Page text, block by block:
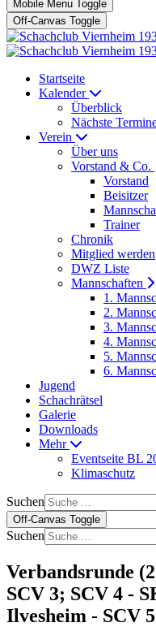
Mobile Menu Toggle
Off-Canvas Toggle
Startseite
Kalender
Überblick
Nächste
Verein
Über uns
Vorstand & Co.
Vorstand
Beisitzer
Trainer
Chronik
Mitglied werden
DWZ Liste
Mannschaften
1.
2.
3.
4.
5.
6.
Jugend
Schachrätsel
Galerie
Downloads
Mehr
Eventseite BL
Klimaschutz
Suchen
Off-Canvas Toggle
Suchen
Verbandsrunde
SCV 3; SCV 4 -
Ilvesheim - SCV